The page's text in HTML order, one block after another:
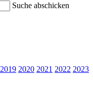
Suche abschicken
2019 2020 2021 2022 2023